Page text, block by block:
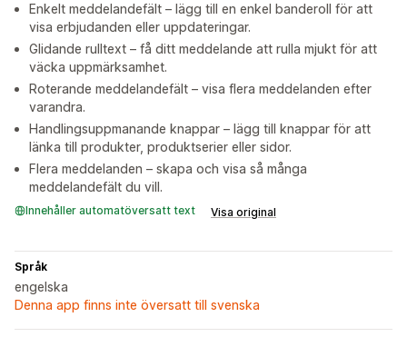
Enkelt meddelandefält – lägg till en enkel banderoll för att
visa erbjudanden eller uppdateringar.
Glidande rulltext – få ditt meddelande att rulla mjukt för att
väcka uppmärksamhet.
Roterande meddelandefält – visa flera meddelanden efter
varandra.
Handlingsuppmanande knappar – lägg till knappar för att
länka till produkter, produktserier eller sidor.
Flera meddelanden – skapa och visa så många
meddelandefält du vill.
Innehåller automatöversatt text Visa original
Språk
engelska
Denna app finns inte översatt till svenska